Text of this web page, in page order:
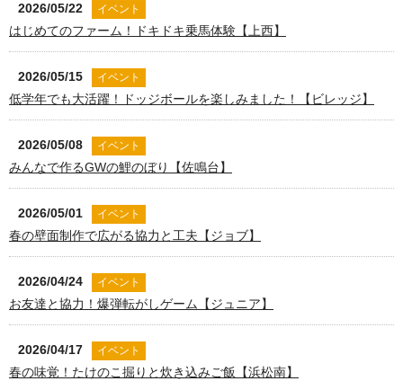
2026/05/22 イベント
はじめてのファーム！ドキドキ乗馬体験【上西】
2026/05/15 イベント
低学年でも大活躍！ドッジボールを楽しみました！【ビレッジ】
2026/05/08 イベント
みんなで作るGWの鯉のぼり【佐鳴台】
2026/05/01 イベント
春の壁面制作で広がる協力と工夫【ジョブ】
2026/04/24 イベント
お友達と協力！爆弾転がしゲーム【ジュニア】
2026/04/17 イベント
春の味覚！たけのこ掘りと炊き込みご飯【浜松南】